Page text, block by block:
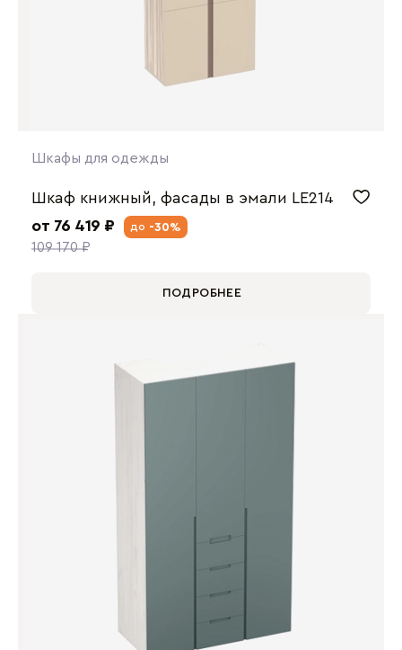
Шкафы для одежды
Шкаф книжный, фасады в эмали LE214
от 76 419 ₽
109 170 ₽
до -30%
ПОДРОБНЕЕ